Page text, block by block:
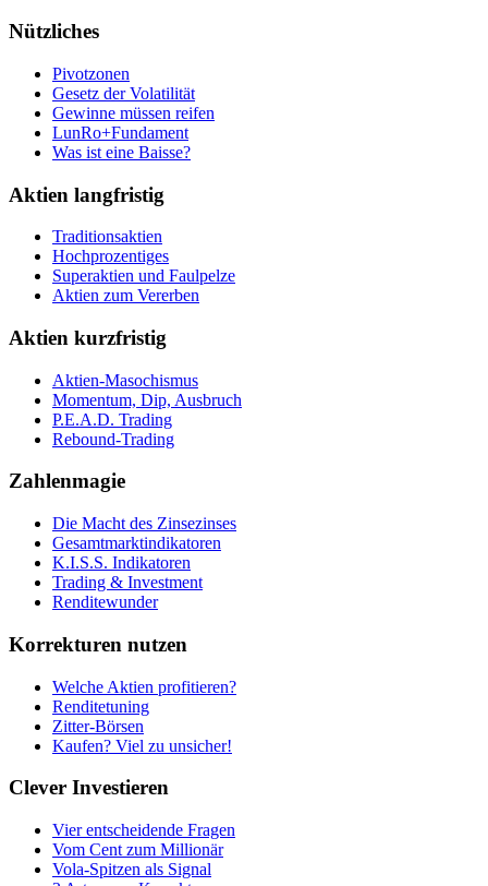
Nützliches
Pivotzonen
Gesetz der Volatilität
Gewinne müssen reifen
LunRo+Fundament
Was ist eine Baisse?
Aktien langfristig
Traditionsaktien
Hochprozentiges
Superaktien und Faulpelze
Aktien zum Vererben
Aktien kurzfristig
Aktien-Masochismus
Momentum, Dip, Ausbruch
P.E.A.D. Trading
Rebound-Trading
Zahlenmagie
Die Macht des Zinsezinses
Gesamtmarktindikatoren
K.I.S.S. Indikatoren
Trading & Investment
Renditewunder
Korrekturen nutzen
Welche Aktien profitieren?
Renditetuning
Zitter-Börsen
Kaufen? Viel zu unsicher!
Clever Investieren
Vier entscheidende Fragen
Vom Cent zum Millionär
Vola-Spitzen als Signal